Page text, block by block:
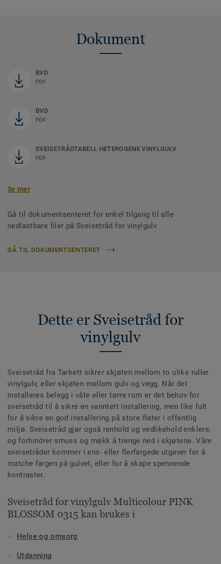
Dokument
BVD
PDF
BVD
PDF
SVEISETRÅDTABELL HETEROGENE VINYLGULV
PDF
Se mer
Gå til dokumentsenteret for enkel tilgang til alle
nedlastbare filer på Sveisetråd for vinylgulv
GÅ TIL DOKUMENTSENTERET
Dette er Sveisetråd for
vinylgulv
Sveisetråd fra Tarkett sikrer skjøten mellom to ulike ruller
vinylgulv, eller skjøten mellom gulv og vegg. Når det
installeres belegg i våte eller tørre rom er det behov for
sveisetråd til å sikre en vanntett installering, men like fult
for å sikre en god installering på store flater i offentlig
miljø. Sveisetråd gjør også renhold og vedlikehold enklere,
og forhindrer smuss og møkk å trenge ned i skjøtene. Våre
sveisetråder kommer i ens- eller flerfargede utgaver for å
matche fargen på gulvet, eller for å skape spennende
kontraster.
Sveisetråd for vinylgulv Multicolour PINK
BLOSSOM 0315 kan brukes i
Helse og omsorg
Utdanning